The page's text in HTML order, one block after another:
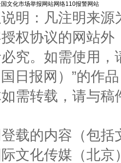
文化市场举报网站网络110报警网站
明：凡注明来源
权协议的网站
究。如需使用
日报网）”的作
需转载，请与
载的内容（包
文化传媒（北